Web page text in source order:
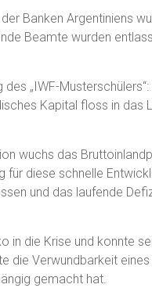
Banken Argentiniens
Beamte wurden
des „IWF-
Kapital floss in das
wuchs das
für diese schnelle
und das laufende
in die Krise und konnte
die Verwundbarkeit
gemacht hat.